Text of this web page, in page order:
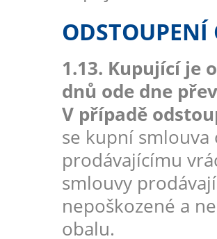
1.13. Kupující je
dnů ode dne
V případě
se kupní
prodávajícímu
smlouvy
nepoškozené a
obalu.